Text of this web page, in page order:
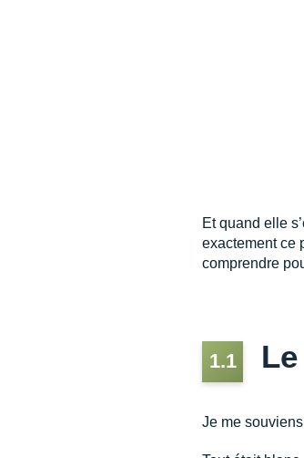
Et quand elle
exactement ce
comprendre
1.1
Je me